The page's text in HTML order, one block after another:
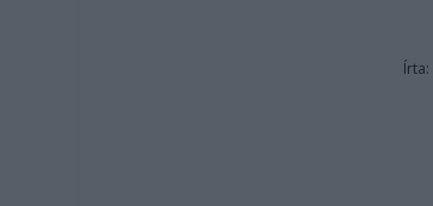
Írta: